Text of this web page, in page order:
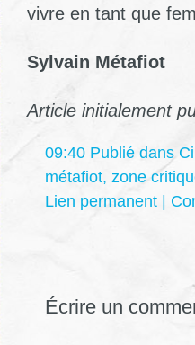
vivre en tant que
Sylvain Métafiot
Article initialement
09:40 Publié dans
métafiot, zone
Lien permanent |
Écrire un